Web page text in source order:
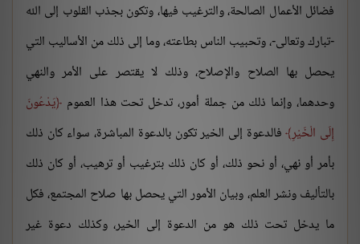
فضائل الأعمال الصالحة، والترغيب فيها، وتكون بجذب القلوب إلى الله
-تبارك وتعالى-، وتحبيب الناس بطاعته، وما إلى ذلك من الأساليب التي
يحصل بها الصلاح والإصلاح، وذلك لا يقتصر على الأمر والنهي
وحدهما، وإنما ذلك من جملة أمور، تدخل تحت هذا العموم يَدْعُونَ
إِلَى الْخَيْرِ فالدعوة إلى الخير تكون بالدعوة المباشرة، سواء كان ذلك
بأمر أو نهي، أو نحو ذلك، أو كان ذلك بترغيب أو ترهيب، أو كان ذلك
بالتأليف ونشر العلم، وبيان الأمور التي يحصل بها صلاح المجتمع، فكل
ما يدخل تحت ذلك هو من الدعوة إلى الخير، وكذلك دعوة غير